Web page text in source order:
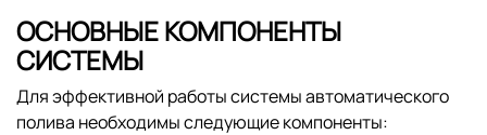
ОСНОВНЫЕ КОМПОНЕНТЫ
СИСТЕМЫ
Для эффективной работы системы автоматического
полива необходимы следующие компоненты: